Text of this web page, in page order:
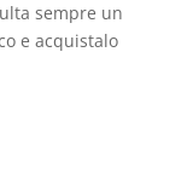
sempre un
e acquistalo